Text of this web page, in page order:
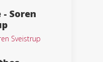
Soren
Sveistrup